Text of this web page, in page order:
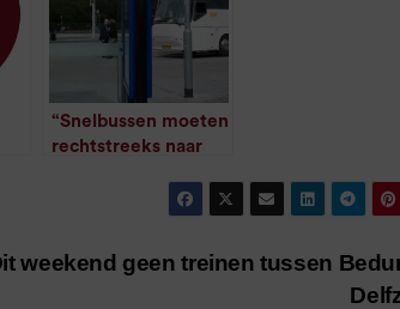
“Snelbussen moeten
rechtstreeks naar
minuut leestijd
weekend geen treinen tussen